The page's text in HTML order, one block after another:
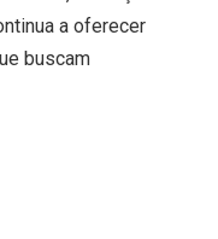
a oferecer
buscam